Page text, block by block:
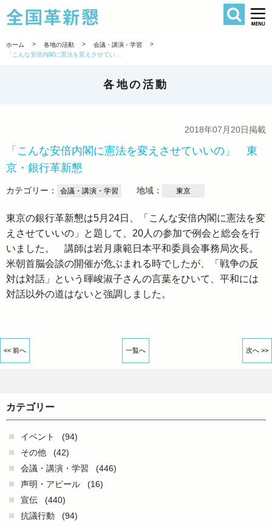
全国革新懇
検索
ホーム > 各地の活動 > 会議・講演・学習
>
各地の活動
2018年07月20日掲載
「こんな安倍内閣に憲法を変えさせていいの」 東
京・銀行革新懇
カテゴリー： 会議・講演・学習 地域： 東京
東京の銀行革新懇は5月24日、「こんな安倍内閣に憲法を変
えさせていいの」と題して、20人の参加で例会と総会を行
いました。 講師は岩月康範日本平和委員会事務局次長。
米朝首脳会談の開催が危ぶまれる時でしたが、「戦争の反
対は対話」という暉峻淑子さんの言葉をひいて、平和には
対話以外の道はないと強調しました。
<< 前へ 一覧へ 次へ >>
カテゴリー
イベント
(94)
その他
(42)
会議・講演・学習
(446)
声明・アピール
(16)
宣伝
(440)
抗議行動
(94)